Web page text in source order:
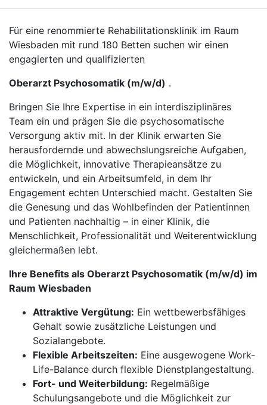
Für eine renommierte Rehabilitationsklinik im Raum
Wiesbaden mit rund 180 Betten suchen wir einen
engagierten und qualifizierten
Oberarzt Psychosomatik (m/w/d) .
Bringen Sie Ihre Expertise in ein interdisziplinäres
Team ein und prägen Sie die psychosomatische
Versorgung aktiv mit. In der Klinik erwarten Sie
herausfordernde und abwechslungsreiche Aufgaben,
die Möglichkeit, innovative Therapieansätze zu
entwickeln, und ein Arbeitsumfeld, in dem Ihr
Engagement echten Unterschied macht. Gestalten Sie
die Genesung und das Wohlbefinden der Patientinnen
und Patienten nachhaltig – in einer Klinik, die
Menschlichkeit, Professionalität und Weiterentwicklung
gleichermaßen lebt.
Ihre Benefits als Oberarzt Psychosomatik (m/w/d) im
Raum Wiesbaden
Attraktive Vergütung: Ein wettbewerbsfähiges
Gehalt sowie zusätzliche Leistungen und
Sozialangebote.
Flexible Arbeitszeiten: Eine ausgewogene Work-
Life-Balance durch flexible Dienstplangestaltung.
Fort- und Weiterbildung: Regelmäßige
Schulungsangebote und die Möglichkeit zur